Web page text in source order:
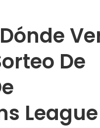
De
League